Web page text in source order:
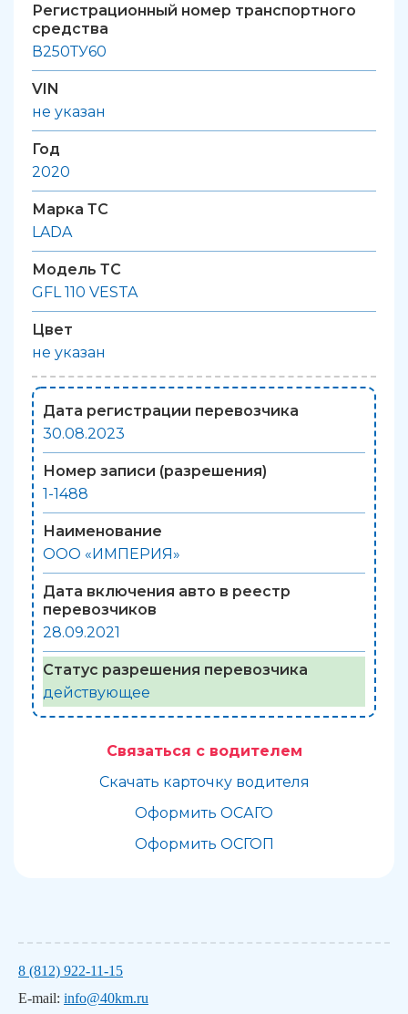
Регистрационный номер транспортного
средства
В250ТУ60
VIN
не указан
Год
2020
Марка ТС
LADA
Модель ТС
GFL 110 VESTA
Цвет
не указан
Дата регистрации перевозчика
30.08.2023
Номер записи (разрешения)
1-1488
Наименование
ООО «ИМПЕРИЯ»
Дата включения авто в реестр
перевозчиков
28.09.2021
Статус разрешения перевозчика
действующее
Связаться с водителем
Скачать карточку водителя
Оформить ОСАГО
Оформить ОСГОП
8 (812) 922-11-15
E-mail: info@40km.ru